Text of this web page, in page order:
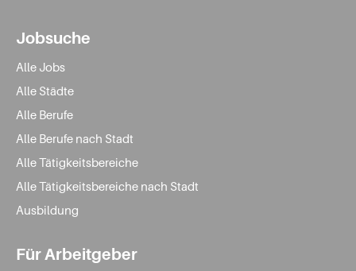
Jobsuche
Alle Jobs
Alle Städte
Alle Berufe
Alle Berufe nach Stadt
Alle Tätigkeitsbereiche
Alle Tätigkeitsbereiche nach Stadt
Ausbildung
Für Arbeitgeber